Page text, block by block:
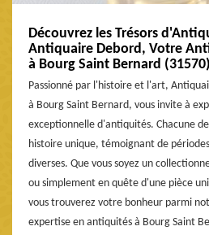
Découvrez les Trésors
Antiquaire Debord, Votre
à Bourg Saint Bernard (31570)
Passionné par l'histoire et l'art,
à Bourg Saint Bernard, vous invite à
exceptionnelle d'antiquités. Chacune
histoire unique, témoignant de
diverses. Que vous soyez un
ou simplement en quête d'une pièce
vous trouverez votre bonheur parmi
expertise en antiquités à Bourg Saint